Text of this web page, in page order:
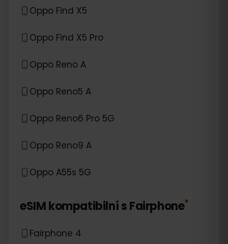
Oppo Find X5
Oppo Find X5 Pro
Oppo Reno A
Oppo Reno5 A
Oppo Reno6 Pro 5G
Oppo Reno9 A
Oppo A55s 5G
eSIM kompatibilní sFairphone*
Fairphone 4